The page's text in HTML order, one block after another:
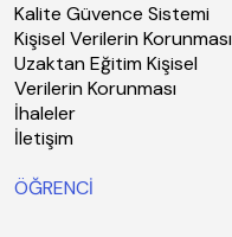
Kalite Güvence Sistemi
Kişisel Verilerin Korunması
Uzaktan Eğitim Kişisel
Verilerin Korunması
İhaleler
İletişim
ÖĞRENCİ